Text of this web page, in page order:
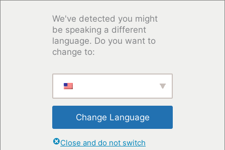
We've detected you might
be speaking a different
language. Do you want to
change to:
Change Language
Close and do not switch